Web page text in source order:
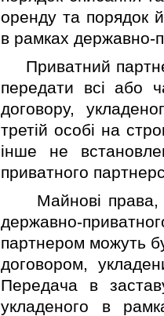
оренду та порядок
в рамках державно-
Приватний
передати всi або
договору,
третiй особi на
iнше не
приватного
Майновi права,
державно-
партнером можуть
договором,
Передача в
укладеного в